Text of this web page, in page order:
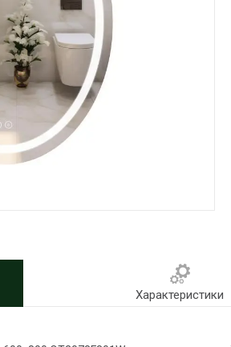
Характеристики